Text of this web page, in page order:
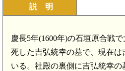
説 明
慶長5年(1600年)の石垣原合戦
死した吉弘統幸の墓で、現在は
いる。社殿の裏側に吉弘統幸の